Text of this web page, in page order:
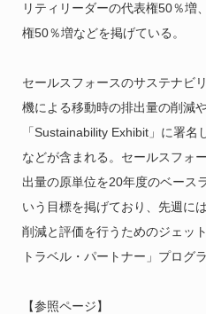
リティリーダーの代表権50％増
権50％増などを掲げている。
セールスフォースのサステナビ
機による移動時の排出量の削減
「Sustainability Exhibit」に署
などが含まれる。セールスフォ
出量の原単位を20年度のベース
いう目標を掲げており、先週に
削減と評価を行うためのジェッ
トラベル・パートナー」プログ
【参照ページ】